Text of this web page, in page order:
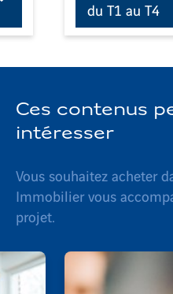
du T1 au T4
Ces contenus
intéresser
Vous souhaitez acheter
Immobilier vous
projet.